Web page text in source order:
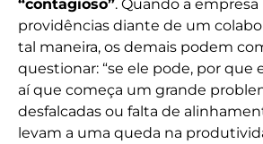
“contagioso”. Quando a
providências diante de um
tal maneira, os demais podem
questionar: “se ele pode, por que
aí que começa um grande
desfalcadas ou falta de
levam a uma queda na